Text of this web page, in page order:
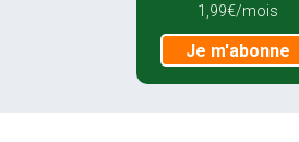
1,99€/mois
Je m'abonne